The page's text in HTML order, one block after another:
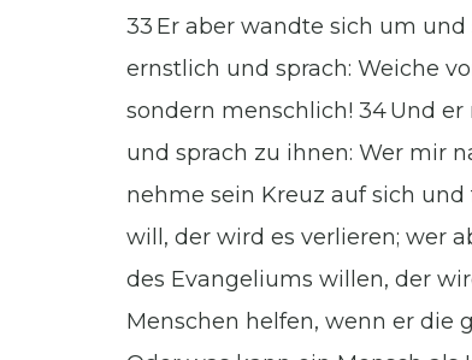
33 Er aber wandte sich um
ernstlich und sprach: Weiche
sondern menschlich! 34 Und
und sprach zu ihnen: Wer mir
nehme sein Kreuz auf sich
will, der wird es verlieren; wer
des Evangeliums willen, der
Menschen helfen, wenn er die